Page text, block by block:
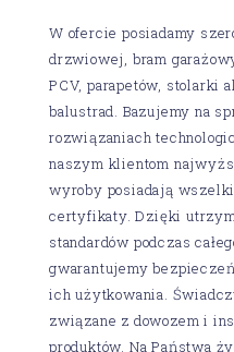
W ofercie posiadamy
drzwiowej, bram
PCV, parapetów, stolarki
balustrad. Bazujemy na
rozwiązaniach
naszym klientom
wyroby posiadają
certyfikaty. Dzięki
standardów podczas
gwarantujemy
ich użytkowania.
związane z dowozem i
produktów. Na Państwa